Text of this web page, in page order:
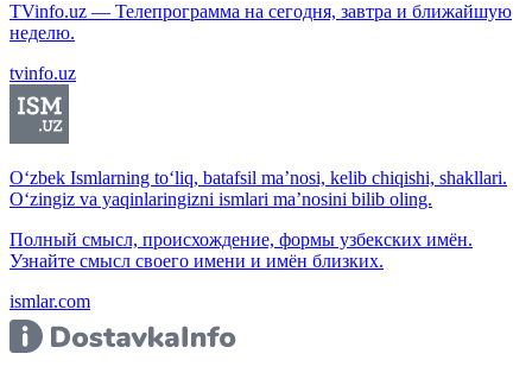
TVinfo.uz — Телепрограмма на сегодня, завтра и ближайшую
неделю.
tvinfo.uz
O‘zbek Ismlarning to‘liq, batafsil ma’nosi, kelib chiqishi, shakllari.
O‘zingiz va yaqinlaringizni ismlari ma’nosini bilib oling.
Полный смысл, происхождение, формы узбекских имён.
Узнайте смысл своего имени и имён близких.
ismlar.com